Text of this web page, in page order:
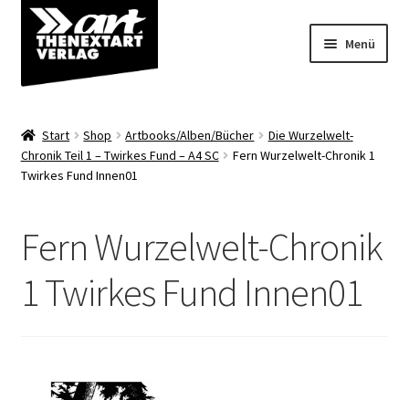
Zur
Navigation
springen
Zum
Inhalt
springen
Menü
Shop
Start Shop Artbooks/Alben/Bücher
Die Wurzelwelt-
Chronik Teil 1 – Twirkes Fund – A4 SC
Fern Wurzelwelt-Chronik 1
Twirkes Fund Innen01
Fern Wurzelwelt-Chronik
1 Twirkes Fund Innen01